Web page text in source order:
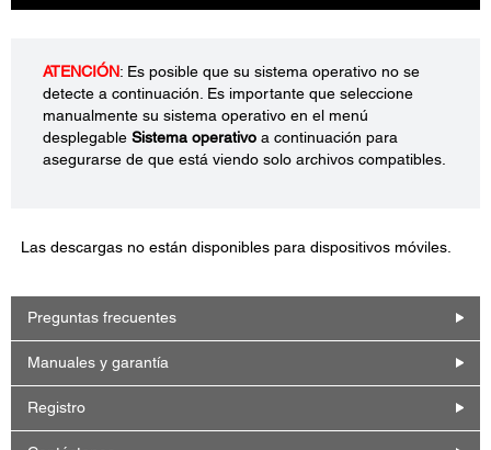
ATENCIÓN: Es posible que su sistema operativo no se
detecte a continuación. Es importante que seleccione
manualmente su sistema operativo en el menú
desplegable Sistema operativo a continuación para
asegurarse de que está viendo solo archivos compatibles.
Las descargas no están disponibles para dispositivos móviles.
Preguntas frecuentes
Manuales y garantía
Registro